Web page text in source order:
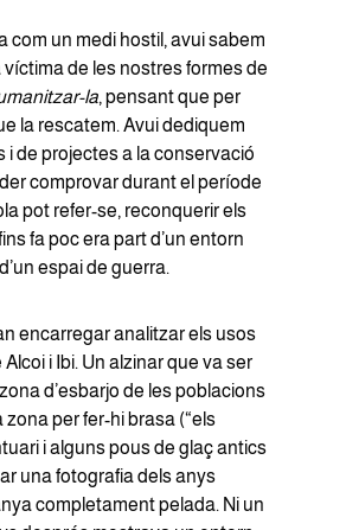
un medi hostil, avui sabem
de les nostres formes de
la, pensant que per
la rescatem. Avui dediquem
i de projectes a la conservació
comprovar durant el període
pot refer-se, reconquerir els
fa poc era part d’un entorn
espai de guerra.
encarregar analitzar els usos
i Ibi. Un alzinar que va ser
d’esbarjo de les poblacions
per fer-hi brasa (“els
i alguns pous de glaç antics
una fotografia dels anys
completament pelada. Ni un